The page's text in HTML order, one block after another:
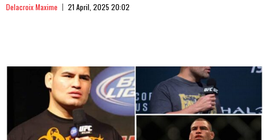
Delacroix Maxime 21 April, 2025 20:02